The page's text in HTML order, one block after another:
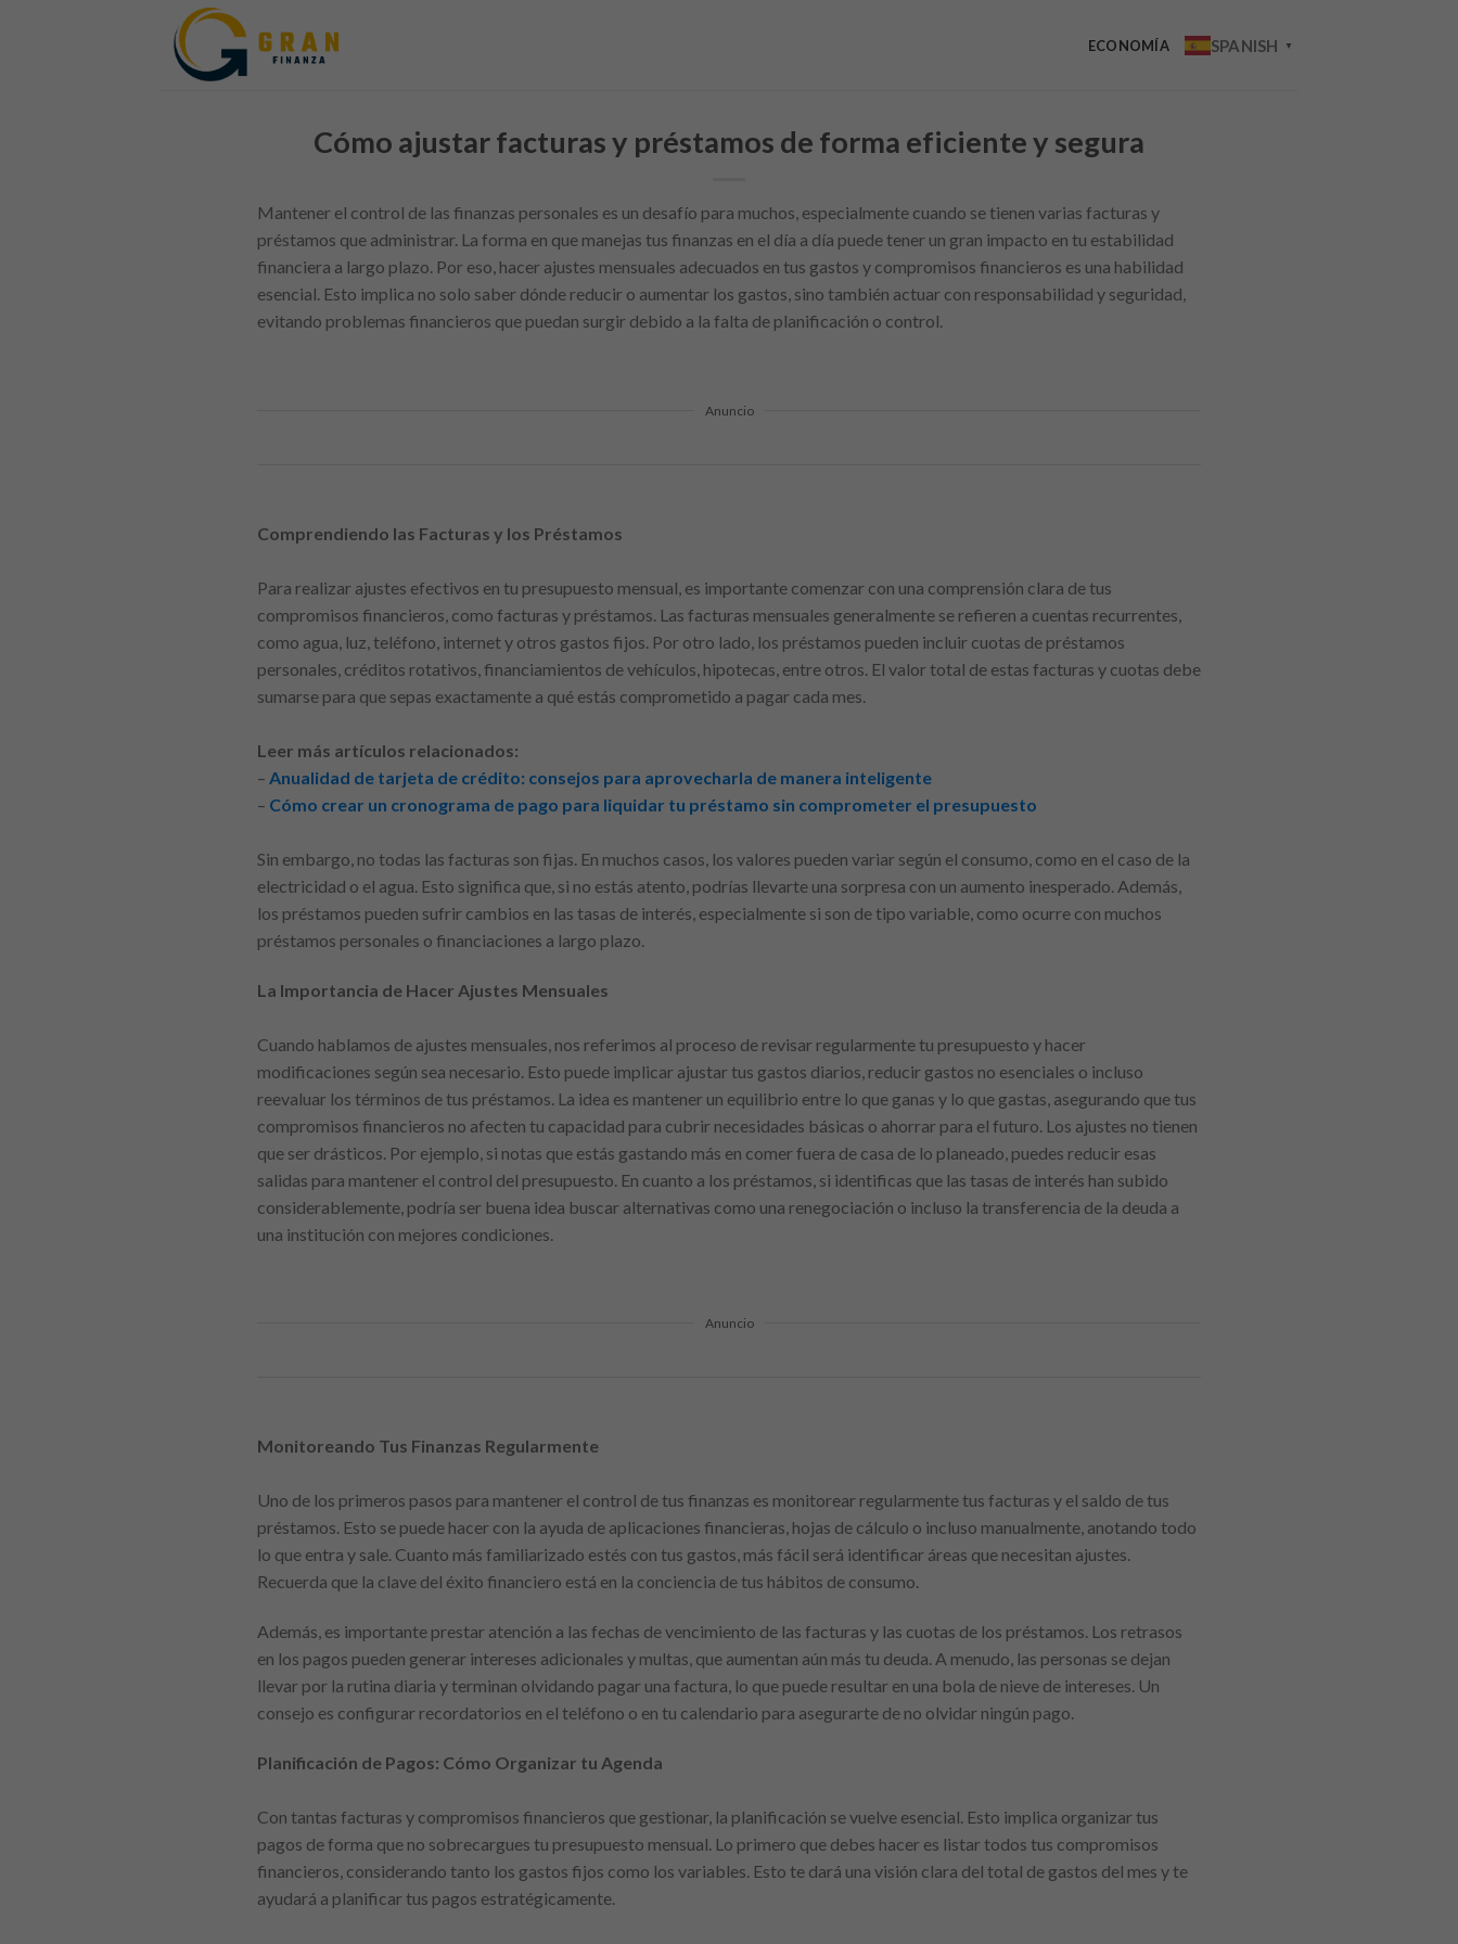
ECONOMÍA SPANISH ▼
Cómo ajustar facturas y préstamos de forma eficiente y segura
Mantener el control de las finanzas personales es un desafío para muchos, especialmente cuando se tienen varias facturas y
préstamos que administrar. La forma en que manejas tus finanzas en el día a día puede tener un gran impacto en tu estabilidad
financiera a largo plazo. Por eso, hacer ajustes mensuales adecuados en tus gastos y compromisos financieros es una habilidad
esencial. Esto implica no solo saber dónde reducir o aumentar los gastos, sino también actuar con responsabilidad y seguridad,
evitando problemas financieros que puedan surgir debido a la falta de planificación o control.
Anuncio
Comprendiendo las Facturas y los Préstamos
Para realizar ajustes efectivos en tu presupuesto mensual, es importante comenzar con una comprensión clara de tus
compromisos financieros, como facturas y préstamos. Las facturas mensuales generalmente se refieren a cuentas recurrentes,
como agua, luz, teléfono, internet y otros gastos fijos. Por otro lado, los préstamos pueden incluir cuotas de préstamos
personales, créditos rotativos, financiamientos de vehículos, hipotecas, entre otros. El valor total de estas facturas y cuotas debe
sumarse para que sepas exactamente a qué estás comprometido a pagar cada mes.
Leer más artículos relacionados:
– Anualidad de tarjeta de crédito: consejos para aprovecharla de manera inteligente
– Cómo crear un cronograma de pago para liquidar tu préstamo sin comprometer el presupuesto
Sin embargo, no todas las facturas son fijas. En muchos casos, los valores pueden variar según el consumo, como en el caso de la
electricidad o el agua. Esto significa que, si no estás atento, podrías llevarte una sorpresa con un aumento inesperado. Además,
los préstamos pueden sufrir cambios en las tasas de interés, especialmente si son de tipo variable, como ocurre con muchos
préstamos personales o financiaciones a largo plazo.
La Importancia de Hacer Ajustes Mensuales
Cuando hablamos de ajustes mensuales, nos referimos al proceso de revisar regularmente tu presupuesto y hacer
modificaciones según sea necesario. Esto puede implicar ajustar tus gastos diarios, reducir gastos no esenciales o incluso
reevaluar los términos de tus préstamos. La idea es mantener un equilibrio entre lo que ganas y lo que gastas, asegurando que tus
compromisos financieros no afecten tu capacidad para cubrir necesidades básicas o ahorrar para el futuro. Los ajustes no tienen
que ser drásticos. Por ejemplo, si notas que estás gastando más en comer fuera de casa de lo planeado, puedes reducir esas
salidas para mantener el control del presupuesto. En cuanto a los préstamos, si identificas que las tasas de interés han subido
considerablemente, podría ser buena idea buscar alternativas como una renegociación o incluso la transferencia de la deuda a
una institución con mejores condiciones.
Anuncio
Monitoreando Tus Finanzas Regularmente
Uno de los primeros pasos para mantener el control de tus finanzas es monitorear regularmente tus facturas y el saldo de tus
préstamos. Esto se puede hacer con la ayuda de aplicaciones financieras, hojas de cálculo o incluso manualmente, anotando todo
lo que entra y sale. Cuanto más familiarizado estés con tus gastos, más fácil será identificar áreas que necesitan ajustes.
Recuerda que la clave del éxito financiero está en la conciencia de tus hábitos de consumo.
Además, es importante prestar atención a las fechas de vencimiento de las facturas y las cuotas de los préstamos. Los retrasos
en los pagos pueden generar intereses adicionales y multas, que aumentan aún más tu deuda. A menudo, las personas se dejan
llevar por la rutina diaria y terminan olvidando pagar una factura, lo que puede resultar en una bola de nieve de intereses. Un
consejo es configurar recordatorios en el teléfono o en tu calendario para asegurarte de no olvidar ningún pago.
Planificación de Pagos: Cómo Organizar tu Agenda
Con tantas facturas y compromisos financieros que gestionar, la planificación se vuelve esencial. Esto implica organizar tus
pagos de forma que no sobrecargues tu presupuesto mensual. Lo primero que debes hacer es listar todos tus compromisos
financieros, considerando tanto los gastos fijos como los variables. Esto te dará una visión clara del total de gastos del mes y te
ayudará a planificar tus pagos estratégicamente.